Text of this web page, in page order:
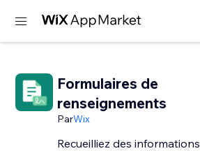
Formulaires de
renseignements
ParWix
Recueilliez des informations